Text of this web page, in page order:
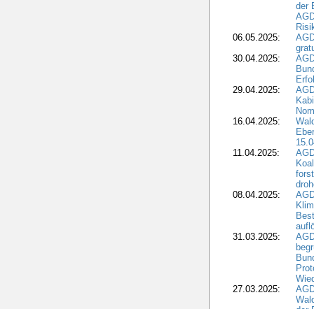
der
06.05.2025:
30.04.2025:
29.04.2025:
16.04.2025:
11.04.2025:
08.04.2025:
31.03.2025:
27.03.2025: